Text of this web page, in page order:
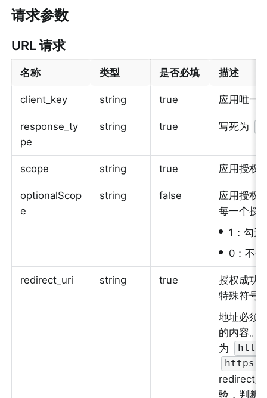
请求参数
URL 请求
名称 类型 是否必填 描述
client_key string true 应用唯一
response_ty
pe
string true 写死为
scope string true 应用授权
optionalScop
e
string false
应用授权
每一个授
• 1：勾选
• 0：不
redirect_uri string true
授权成功
特殊符号
地址必须
的内容。
为
验，判断